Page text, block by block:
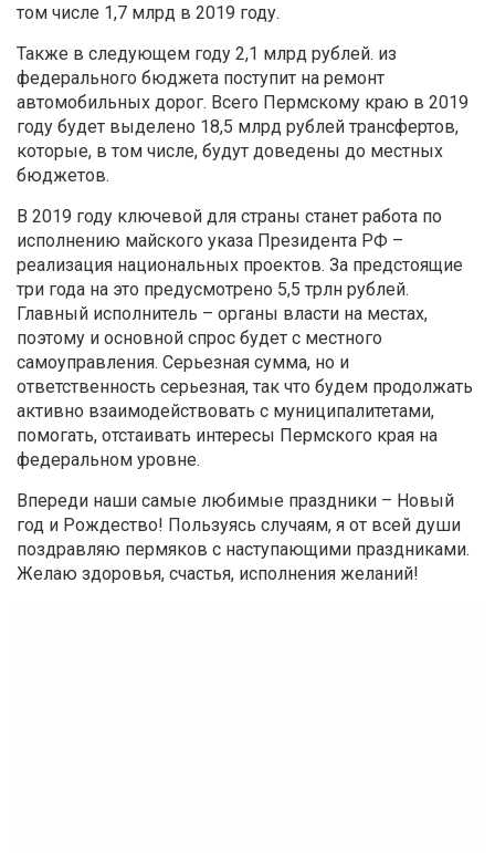
том числе 1,7 млрд в 2019 году.
Также в следующем году 2,1 млрд рублей. из
федерального бюджета поступит на ремонт
автомобильных дорог. Всего Пермскому краю в 2019
году будет выделено 18,5 млрд рублей трансфертов,
которые, в том числе, будут доведены до местных
бюджетов.
В 2019 году ключевой для страны станет работа по
исполнению майского указа Президента РФ –
реализация национальных проектов. За предстоящие
три года на это предусмотрено 5,5 трлн рублей.
Главный исполнитель – органы власти на местах,
поэтому и основной спрос будет с местного
самоуправления. Серьезная сумма, но и
ответственность серьезная, так что будем продолжать
активно взаимодействовать с муниципалитетами,
помогать, отстаивать интересы Пермского края на
федеральном уровне.
Впереди наши самые любимые праздники – Новый
год и Рождество! Пользуясь случаям, я от всей души
поздравляю пермяков с наступающими праздниками.
Желаю здоровья, счастья, исполнения желаний!